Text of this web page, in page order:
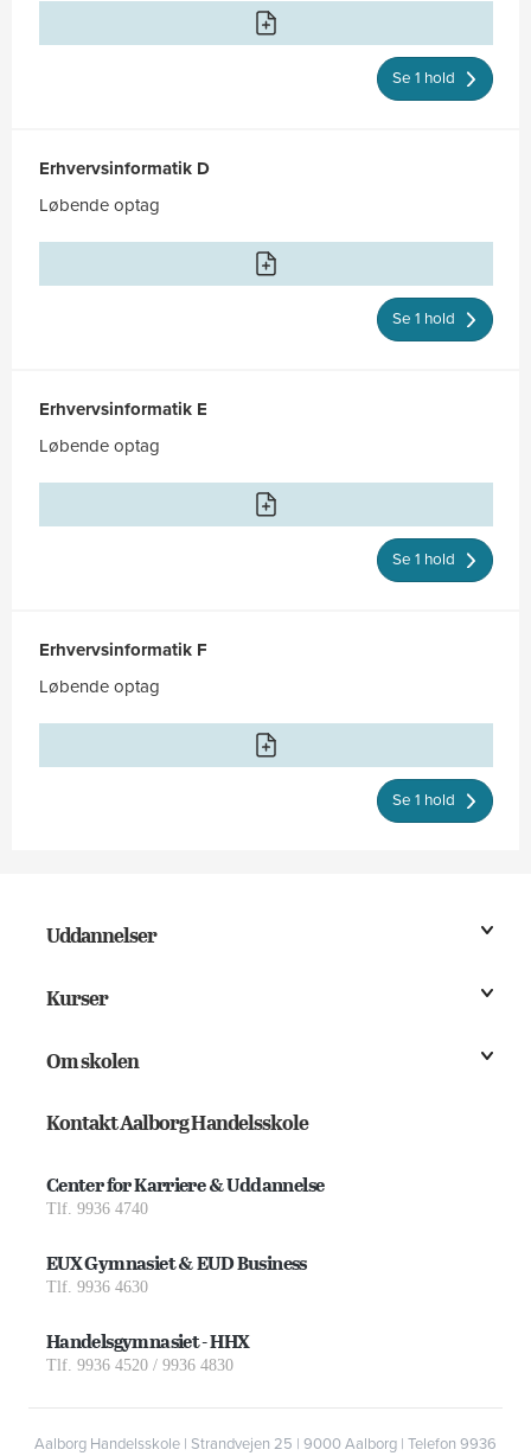
Se 1 hold
Erhvervsinformatik D
Se 1 hold
Løbende optag
Erhvervsinformatik E
Se 1 hold
Løbende optag
Erhvervsinformatik F
Se 1 hold
Løbende optag
Uddannelser
Kurser
Om skolen
Kontakt Aalborg Handelsskole
Center for Karriere & Uddannelse
Tlf. 9936 4740
EUX Gymnasiet & EUD Business
Tlf. 9936 4630
Handelsgymnasiet - HHX
Tlf. 9936 4520 / 9936 4830
Aalborg Handelsskole | Strandvejen 25 | 9000 Aalborg | Telefon 9936